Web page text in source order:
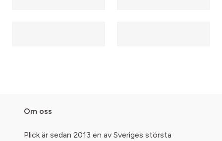
Om oss
Plick är sedan 2013 en av Sveriges största